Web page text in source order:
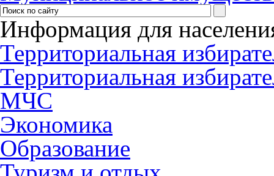
Информация для
Территориальная
Территориальная
МЧС
Экономика
Образование